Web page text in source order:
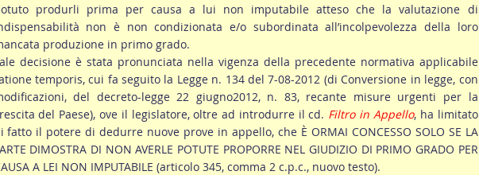
produrli prima per causa a lui non imputabile atteso che la valutazione di
non è non condizionata e/o subordinata all’incolpevolezza della loro
produzione in primo grado.
decisione è stata pronunciata nella vigenza della precedente normativa applicabile
temporis, cui fa seguito la Legge n. 134 del 7-08-2012 (di Conversione in legge, con
del decreto-legge 22 giugno2012, n. 83, recante misure urgenti per la
del Paese), ove il legislatore, oltre ad introdurre il cd. Filtro in Appello, ha limitato
fatto il potere di dedurre nuove prove in appello, che È ORMAI CONCESSO SOLO SE LA
DIMOSTRA DI NON AVERLE POTUTE PROPORRE NEL GIUDIZIO DI PRIMO GRADO PER
A LEI NON IMPUTABILE (articolo 345, comma 2 c.p.c., nuovo testo).